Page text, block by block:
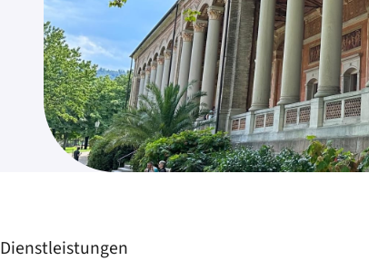
Dienstleistungen